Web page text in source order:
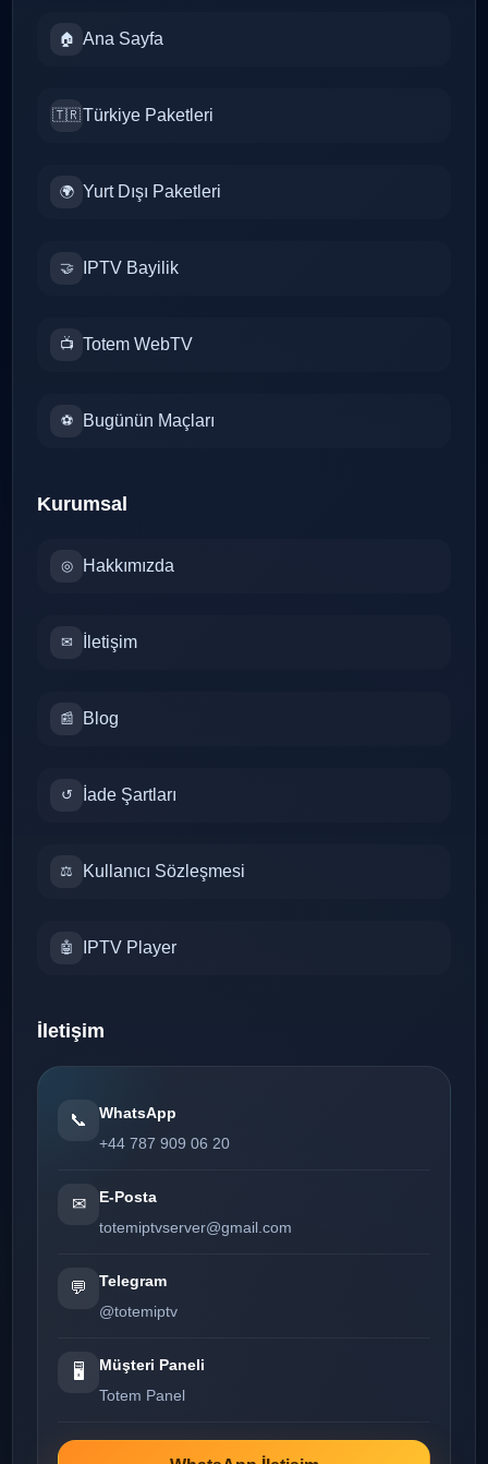
🏠 Ana Sayfa
🇹🇷Türkiye Paketleri
🌍 Yurt Dışı Paketleri
🤝 IPTV Bayilik
📺 Totem WebTV
⚽ Bugünün Maçları
Kurumsal
◎ Hakkımızda
✉ İletişim
📰 Blog
↺ İade Şartları
⚖ Kullanıcı Sözleşmesi
🤖 IPTV Player
İletişim
📞
WhatsApp
+44 787 909 06 20
✉
E-Posta
totemiptvserver@gmail.com
💬
Telegram
@totemiptv
🖥️
Müşteri Paneli
Totem Panel